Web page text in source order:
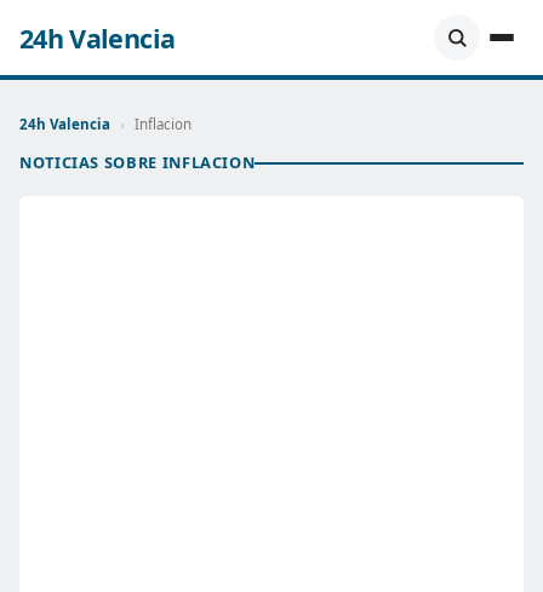
24h Valencia
24h Valencia › Inflacion
NOTICIAS SOBRE INFLACION